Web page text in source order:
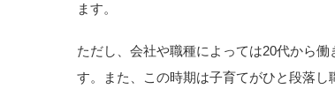
ます。
ただし、会社や職種によっては20代から
す。また、この時期は子育てがひと段落し